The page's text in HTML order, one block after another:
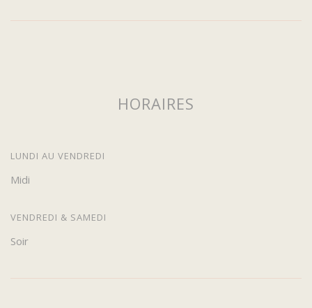
HORAIRES
LUNDI AU VENDREDI
Midi
VENDREDI & SAMEDI
Soir